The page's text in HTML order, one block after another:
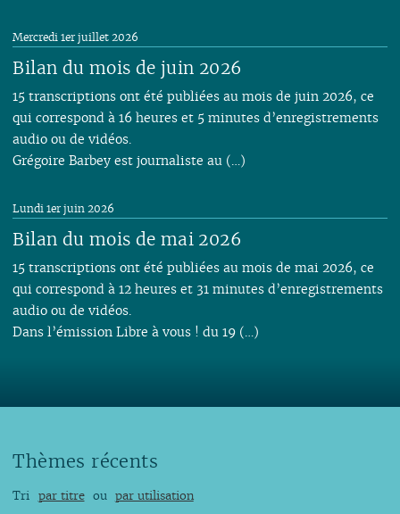
Bilan du mois de juin 2026
Mercredi 1er juillet 2026
15 transcriptions ont été publiées au mois de juin 2026, ce
qui correspond à 16 heures et 5 minutes d’enregistrements
audio ou de vidéos.
Grégoire Barbey est journaliste au (…)
Bilan du mois de mai 2026
Lundi 1er juin 2026
15 transcriptions ont été publiées au mois de mai 2026, ce
qui correspond à 12 heures et 31 minutes d’enregistrements
audio ou de vidéos.
Dans l’émission Libre à vous ! du 19 (…)
Thèmes récents
Tri par titre ou par utilisation